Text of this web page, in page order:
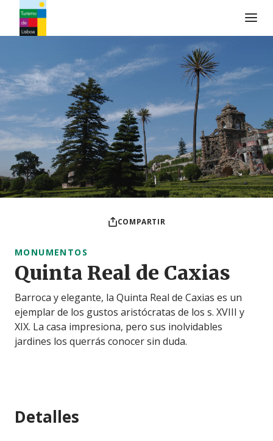
COMPARTIR
MONUMENTOS
Quinta Real de Caxias
Barroca y elegante, la Quinta Real de Caxias es un
ejemplar de los gustos aristócratas de los s. XVIII y
XIX. La casa impresiona, pero sus inolvidables
jardines los querrás conocer sin duda.
Detalles